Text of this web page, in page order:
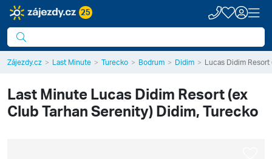
25
Zájezdy.cz Last Minute Turecko Bodrum Didim Lucas Didim Resort
Last MinuteLucas Didim Resort (ex
Club Tarhan Serenity)Didim, Turecko